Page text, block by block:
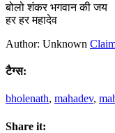
बोलो शंकर भगवान की जय
हर हर महादेव
Author: Unknown
टैग्स:
bholenath, mahadev,
Share it: